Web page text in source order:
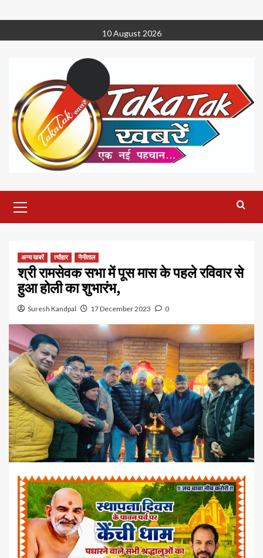
to
10 August 2026
Menu
अन्य खबरें त्यौहार नैनीताल
श्री रामसेवक सभा में पूस मास के पहले रविवार से
हुआ होली का शुभारंभ,
Suresh Kandpal 17 December 2023 0